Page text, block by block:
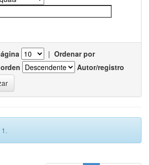
| Ordenar por
Autor/registro